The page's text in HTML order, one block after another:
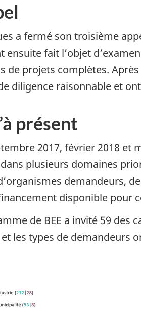
a fermé son troisième
fait l’objet
projets complètes.
diligence raisonnable et
présent
2017, février 2018 et
plusieurs domaines
demandeurs,
disponible pour
de BEE a invité 59 des
les types de demandeurs